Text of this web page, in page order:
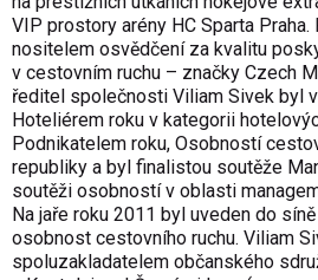
VIP prostory arény HC Sparta
nositelem osvědčení za kvalitu
v cestovním ruchu – značky Czech
ředitel společnosti Viliam Sivek byl
Hoteliérem roku v kategorii
Podnikatelem roku, Osobností
republiky a byl finalistou soutěže
soutěži osobností v oblasti
Na jaře roku 2011 byl uveden do
osobnost cestovního ruchu. Viliam
spoluzakladatelem občanského